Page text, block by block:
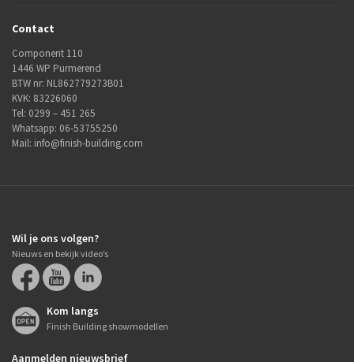
Contact
Component 110
1446 WP Purmerend
BTW nr: NL862779273B01
KVK: 83226060
Tel: 0299 – 451 265
Whatsapp: 06-53755250
Mail: info@finish-building.com
Wil je ons volgen?
Nieuws en bekijk video’s
Kom langs
Finish Building showmodellen
Aanmelden nieuwsbrief